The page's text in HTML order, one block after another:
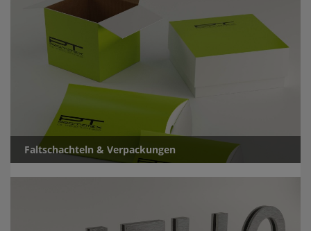
Faltschachteln & Verpackungen